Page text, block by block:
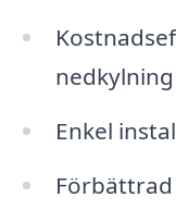
Enkel